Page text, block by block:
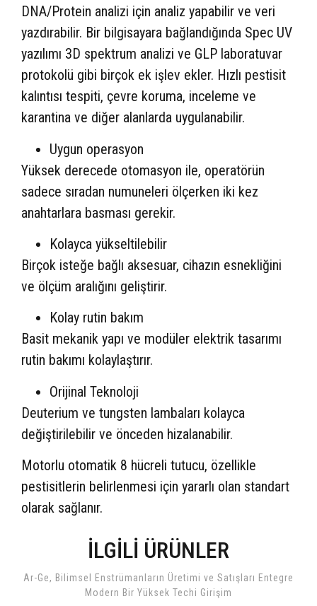
DNA/Protein analizi için analiz yapabilir ve veri
yazdırabilir. Bir bilgisayara bağlandığında Spec UV
yazılımı 3D spektrum analizi ve GLP laboratuvar
protokolü gibi birçok ek işlev ekler. Hızlı pestisit
kalıntısı tespiti, çevre koruma, inceleme ve
karantina ve diğer alanlarda uygulanabilir.
Uygun operasyon
Yüksek derecede otomasyon ile, operatörün
sadece sıradan numuneleri ölçerken iki kez
anahtarlara basması gerekir.
Kolayca yükseltilebilir
Birçok isteğe bağlı aksesuar, cihazın esnekliğini
ve ölçüm aralığını geliştirir.
Kolay rutin bakım
Basit mekanik yapı ve modüler elektrik tasarımı
rutin bakımı kolaylaştırır.
Orijinal Teknoloji
Deuterium ve tungsten lambaları kolayca
değiştirilebilir ve önceden hizalanabilir.
Motorlu otomatik 8 hücreli tutucu, özellikle
pestisitlerin belirlenmesi için yararlı olan standart
olarak sağlanır.
İLGILI ÜRÜNLER
Ar-Ge, Bilimsel Enstrümanların Üretimi ve Satışları Entegre
Modern Bir Yüksek Techi Girişim